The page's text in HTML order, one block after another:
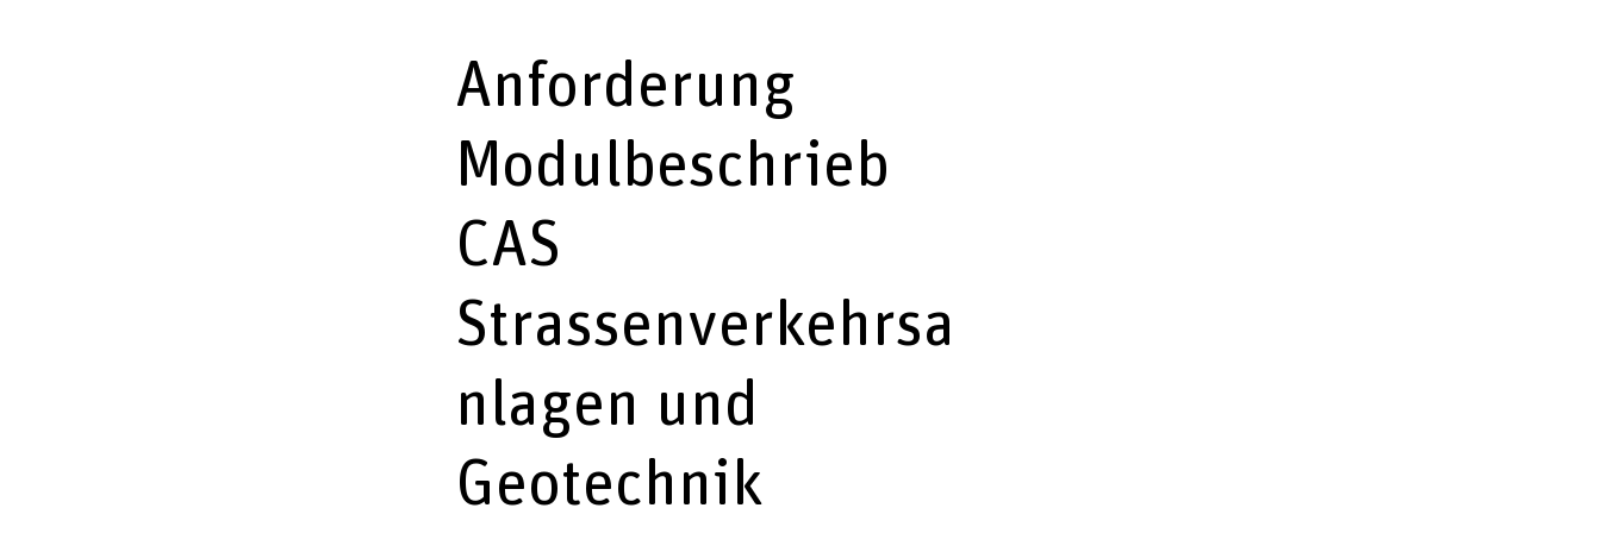
Anforderung
Modulbeschrieb
CAS
Strassenverkehrsa
nlagen und
Geotechnik